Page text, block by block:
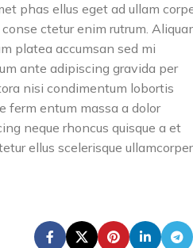
phas ellus eget ad ullam
ctetur enim rutrum.
platea accumsan sed mi
ante adipiscing gravida per
nisi condimentum lobortis
ferm entum massa a dolor
neque rhoncus quisque a et
ellus scelerisque ullamcorper